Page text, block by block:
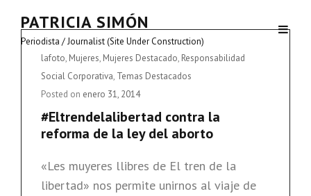
PATRICIA SIMÓN
Periodista / Journalist (Site Under Construction)
Cat
Links
lafoto, Mujeres, Mujeres Destacado, Responsabilidad
Social Corporativa, Temas Destacados
Posted on enero 31, 2014
#Eltrendelalibertad contra la
reforma de la ley del aborto
«Les muyeres llibres de El tren de la
libertad» nos permite unirnos al viaje de